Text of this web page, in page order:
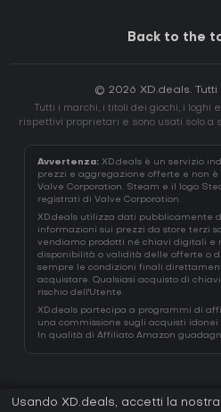
Back to the
© 2026 XD.deals.
Tutti i marchi, i titoli dei giochi, i loghi
rispettivi proprietari e sono usati solo a
Avvertenza: XD.deals è un servizio
prezzi e aggregazione offerte e non
Valve Corporation. Steam e il logo
registrati di Valve Corporation.
XD.deals utilizza dati pubblicamente
informazioni sui prezzi da store terzi
vendiamo prodotti né chiavi digitali e
disponibilità o validità delle offerte o
sempre le condizioni finali
acquistare. Qualsiasi acquisto di
rischio dell'Utente.
XD.deals partecipa a programmi di
una commissione sugli acquisti
In qualità di Affiliato Amazon
Usando XD.deals, accetti la nostra